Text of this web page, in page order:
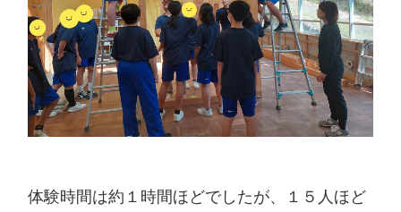
体験時間は約１時間ほどでしたが、１５人ほど